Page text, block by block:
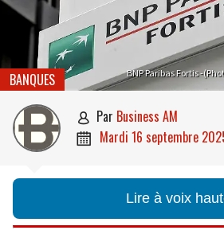
BNP Paribas Fortis -
BANQUES
 par Business AM
 mardi 16 septembre
Lire à voix